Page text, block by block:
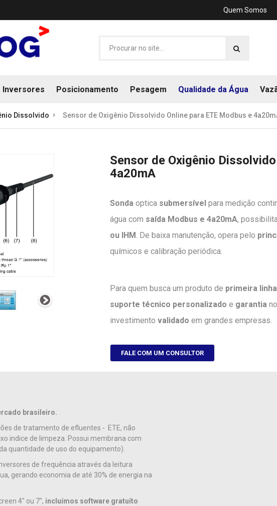
Quem Somos
Inversores Posicionamento Pesagem Qualidade da Água
Dissolvido Sensor de Oxigênio Dissolvido Online para ETE Modbus e
Sensor de Oxigênio
4a20mA
Sonda optica submersível para medição
água com saída Modbus e 4a20mA,
ou IHM. De baixa manutenção, opera pelo
químicos e calibração periódica.
Para quem busca um produto de primeira
suporte técnico personalizado e garantia
investimento validado em grandes empresas.
FALE COM UM CONSULTOR
brasileiro.
de tratamento de efluentes - ETE, não
indice de limpeza. Possui membrana com
quantidade de uso do equipamento).
de frequência através da leitura
gerando economia de até 30% de energia na
4" ou 7", incluímos software gratuíto